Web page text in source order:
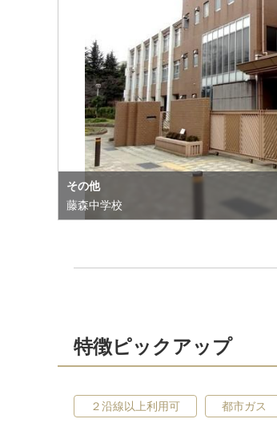
その他
藤森中学校
特徴ピックアップ
２沿線以上利用可 都市ガス